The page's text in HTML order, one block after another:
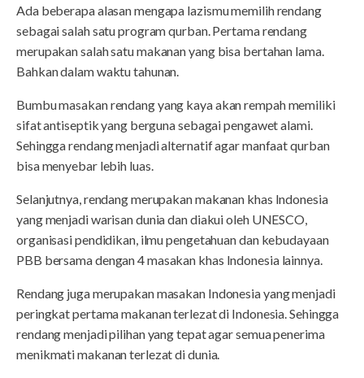
Ada beberapa alasan mengapa lazismu memilih rendang
sebagai salah satu program qurban. Pertama rendang
merupakan salah satu makanan yang bisa bertahan lama.
Bahkan dalam waktu tahunan.
Bumbu masakan rendang yang kaya akan rempah memiliki
sifat antiseptik yang berguna sebagai pengawet alami.
Sehingga rendang menjadi alternatif agar manfaat qurban
bisa menyebar lebih luas.
Selanjutnya, rendang merupakan makanan khas Indonesia
yang menjadi warisan dunia dan diakui oleh UNESCO,
organisasi pendidikan, ilmu pengetahuan dan kebudayaan
PBB bersama dengan 4 masakan khas Indonesia lainnya.
Rendang juga merupakan masakan Indonesia yang menjadi
peringkat pertama makanan terlezat di Indonesia. Sehingga
rendang menjadi pilihan yang tepat agar semua penerima
menikmati makanan terlezat di dunia.